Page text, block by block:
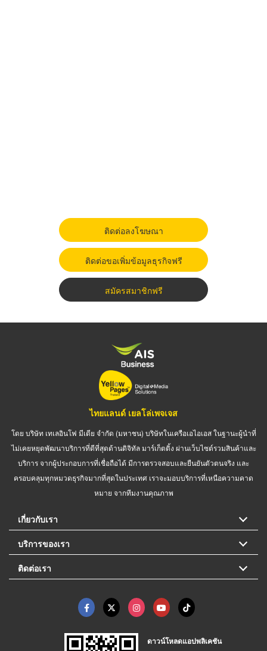
ติดต่อลงโฆษณา
ติดต่อขอเพิ่มข้อมูลธุรกิจฟรี
สมัครสมาชิกฟรี
ไทยแลนด์ เยลโล่เพจเจส
โดย บริษัท เทเลอินโฟ มีเดีย จำกัด (มหาชน) บริษัทในเครือเอไอเอส ในฐานะผู้นำที่
ไม่เคยหยุดพัฒนาบริการที่ดีที่สุดด้านดิจิทัล มาร์เก็ตติ้ง ผ่านเว็บไซต์รวมสินค้าและ
บริการ จากผู้ประกอบการที่เชื่อถือได้ มีการตรวจสอบและยืนยันตัวตนจริง และ
ครอบคลุมทุกหมวดธุรกิจมากที่สุดในประเทศ เราจะมอบบริการที่เหนือความคาด
หมาย จากทีมงานคุณภาพ
เกี่ยวกับเรา
บริการของเรา
ติดต่อเรา
ดาวน์โหลดแอปพลิเคชัน